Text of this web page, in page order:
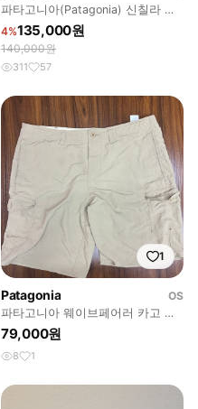
파타고니아(Patagonia) 신칠라 풀
오버 그레이 S 사이즈
4%135,000원
140,000원
311 57
1
Patagonia
OS
파타고니아 웨이브페어러 카고 쇼
츠 20인치
79,000원
8 1